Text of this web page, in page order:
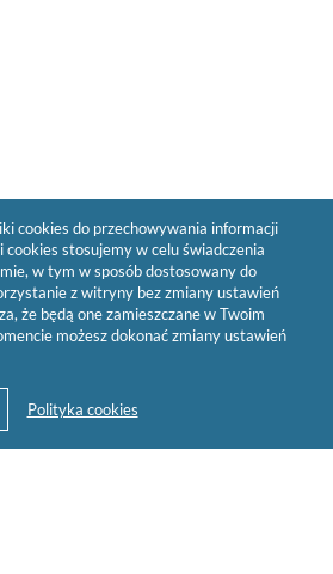
cookies do przechowywania informacji
stosujemy w celu świadczenia
w tym w sposób dostosowany do
z witryny bez zmiany ustawień
że będą one zamieszczane w Twoim
możesz dokonać zmiany ustawień